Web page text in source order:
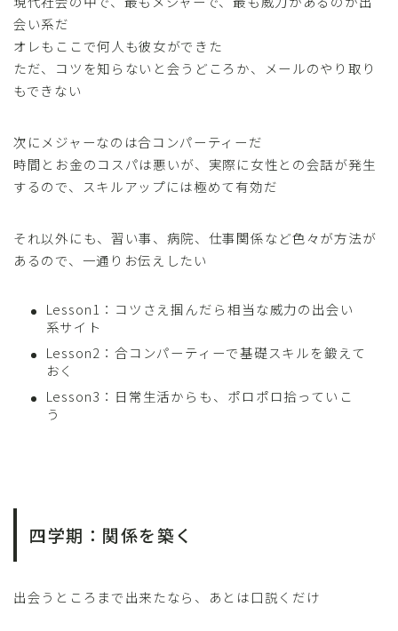
会い系だ
オレもここで何人も彼女ができた
ただ、コツを知らないと会うどころか、メールのやり取り
もできない
次にメジャーなのは合コンパーティーだ
時間とお金のコスパは悪いが、実際に女性との会話が発生
するので、スキルアップには極めて有効だ
それ以外にも、習い事、病院、仕事関係など色々が方法が
あるので、一通りお伝えしたい
Lesson1：コツさえ掴んだら相当な威力の出会い
系サイト
Lesson2：合コンパーティーで基礎スキルを鍛えて
おく
Lesson3：日常生活からも、ポロポロ拾っていこ
う
四学期：関係を築く
出会うところまで出来たなら、あとは口説くだけ